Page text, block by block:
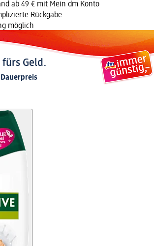
ab 49 € mit Mein dm Konto
Rückgabe
möglich
fürs Geld.